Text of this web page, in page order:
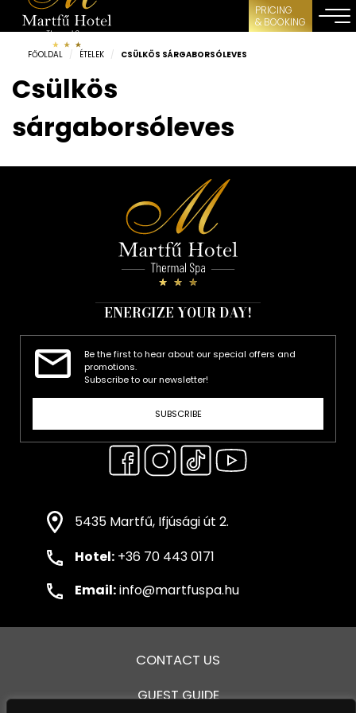
PRICING
& BOOKING
FŐOLDAL / ÉTELEK / CSÜLKÖS SÁRGABORSÓLEVES
Csülkös
sárgaborsóleves
ENERGIZE YOUR DAY!
Be the first to hear about our special offers and
promotions.
Subscribe to our newsletter!
SUBSCRIBE
5435 Martfű, Ifjúsági út 2.
Hotel: +36 70 443 0171
Email:info@martfuspa.hu
CONTACT US
GUEST GUIDE